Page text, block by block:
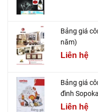
Bảng giá
năm)
Liên hệ
Bảng giá
đình
Liên hệ